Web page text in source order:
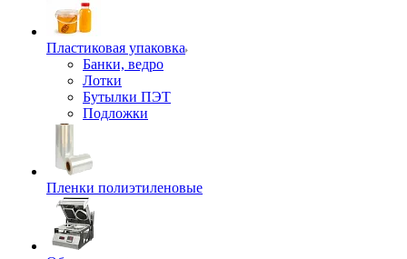
Пластиковая упаковка
Банки, ведро
Лотки
Бутылки ПЭТ
Подложки
Пленки полиэтиленовые